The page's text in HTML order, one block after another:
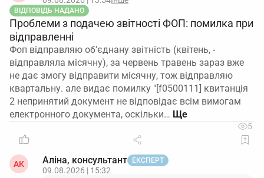
накази, але з практичної точки зору зручно робити
один зведений наказ із чітким розподілом
відпусток за двома посадами.
ВІДПОВІДЬ НАДАНО
Проблеми з подачею звітності ФОП: помилка при
відправленні
Фоп відправляю об'єднану звітність (квітень, -
відправляла місячну), за червень травень зараз вже
не дає змогу відправити місячну, тож відправляю
квартальну. але видає помилку "[f0500111] квитанція
2 непринятий документ не відповідає всім вимогам
електронного документа, оскільки…
5
АК Аліна, консультант ЕКСПЕРТ
09.08.2026 | 15:32